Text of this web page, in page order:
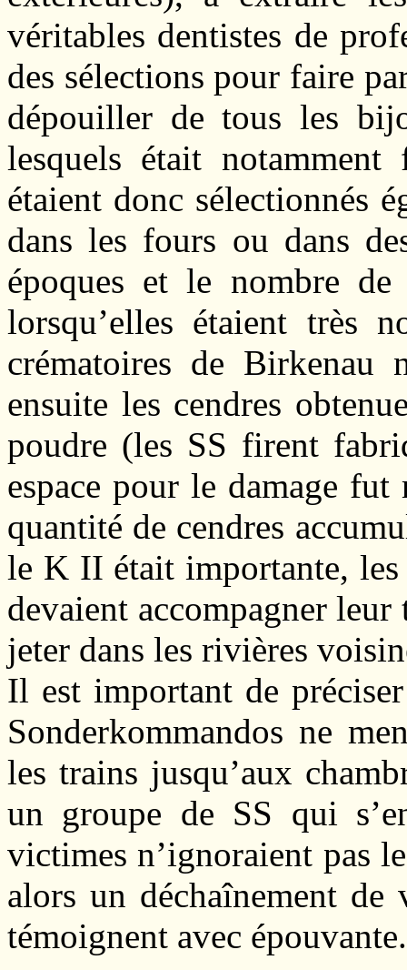
véritables dentistes de
des sélections pour faire
dépouiller de tous les
lesquels était
étaient donc sélectionnés
dans les fours ou dans
époques et le nombre
lorsqu’elles étaient très
crématoires de Birkenau
ensuite les cendres
poudre (les SS firent
espace pour le damage
quantité de cendres
le K II était importante, les
devaient accompagner
jeter dans les rivières
Il est important de
Sonderkommandos ne
les trains jusqu’aux
un groupe de SS qui
victimes n’ignoraient pas
alors un déchaînement
témoignent avec épouvante.